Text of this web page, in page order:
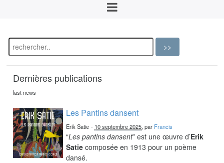
Dernières publications
last news
Les Pantins dansent
Erik Satie - 10 septembre 2025, par Francis
“Les pantins dansent” est une œuvre d’Erik
Satie composée en 1913 pour un poème
dansé.